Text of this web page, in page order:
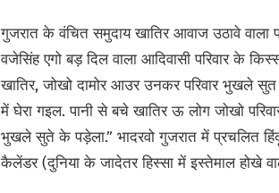
गुजरात के वंचित समुदाय खातिर आवाज उठावे
वजेसिंह एगो बड़ दिल वाला आदिवासी परिवार के
खातिर, जोखो दामोर आउर उनकर परिवार भुखले
में घेरा गइल. पानी से बचे खातिर ऊ लोग जोखो
भुखले सुते के पड़ेला.” भादरवो गुजरात में प्रचलित
कैलेंडर (दुनिया के जादेतर हिस्सा में इस्तेमाल होखे